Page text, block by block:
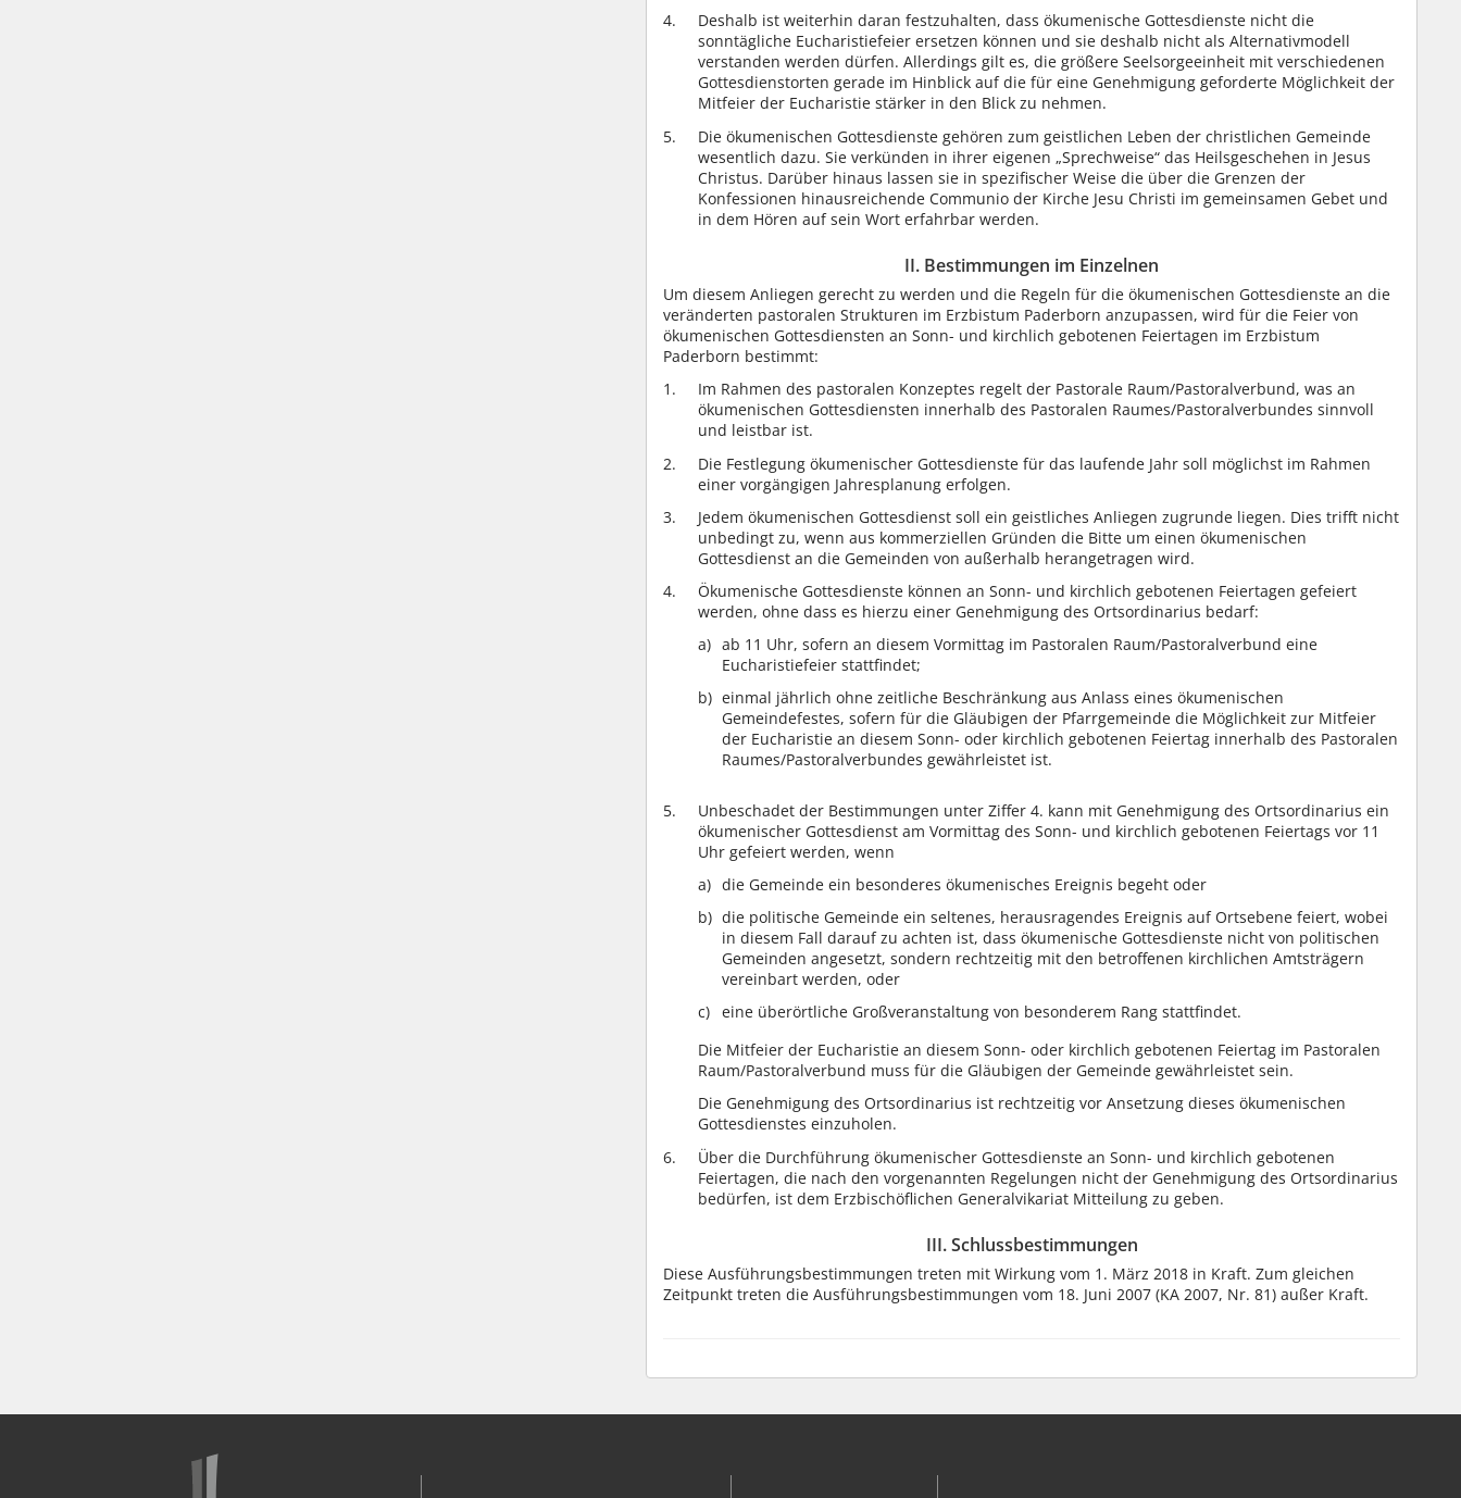
Deshalb ist weiterhin daran festzuhalten, dass ökumenische Gottesdienste nicht die
sonntägliche Eucharistiefeier ersetzen können und sie deshalb nicht als Alternativmodell
verstanden werden dürfen. Allerdings gilt es, die größere Seelsorgeeinheit mit verschiedenen
Gottesdienstorten gerade im Hinblick auf die für eine Genehmigung geforderte Möglichkeit der
Mitfeier der Eucharistie stärker in den Blick zu nehmen.
Die ökumenischen Gottesdienste gehören zum geistlichen Leben der christlichen Gemeinde
wesentlich dazu. Sie verkünden in ihrer eigenen „Sprechweise“ das Heilsgeschehen in Jesus
Christus. Darüber hinaus lassen sie in spezifischer Weise die über die Grenzen der
Konfessionen hinausreichende Communio der Kirche Jesu Christi im gemeinsamen Gebet und
in dem Hören auf sein Wort erfahrbar werden.
II. Bestimmungen im Einzelnen
Um diesem Anliegen gerecht zu werden und die Regeln für die ökumenischen Gottesdienste an die
veränderten pastoralen Strukturen im Erzbistum Paderborn anzupassen, wird für die Feier von
ökumenischen Gottesdiensten an Sonn- und kirchlich gebotenen Feiertagen im Erzbistum
Paderborn bestimmt:
Im Rahmen des pastoralen Konzeptes regelt der Pastorale Raum/Pastoralverbund, was an
ökumenischen Gottesdiensten innerhalb des Pastoralen Raumes/Pastoralverbundes sinnvoll
und leistbar ist.
Die Festlegung ökumenischer Gottesdienste für das laufende Jahr soll möglichst im Rahmen
einer vorgängigen Jahresplanung erfolgen.
Jedem ökumenischen Gottesdienst soll ein geistliches Anliegen zugrunde liegen. Dies trifft nicht
unbedingt zu, wenn aus kommerziellen Gründen die Bitte um einen ökumenischen
Gottesdienst an die Gemeinden von außerhalb herangetragen wird.
Ökumenische Gottesdienste können an Sonn- und kirchlich gebotenen Feiertagen gefeiert
werden, ohne dass es hierzu einer Genehmigung des Ortsordinarius bedarf:
ab 11 Uhr, sofern an diesem Vormittag im Pastoralen Raum/Pastoralverbund eine
Eucharistiefeier stattfindet;
einmal jährlich ohne zeitliche Beschränkung aus Anlass eines ökumenischen
Gemeindefestes, sofern für die Gläubigen der Pfarrgemeinde die Möglichkeit zur Mitfeier
der Eucharistie an diesem Sonn- oder kirchlich gebotenen Feiertag innerhalb des Pastoralen
Raumes/Pastoralverbundes gewährleistet ist.
Unbeschadet der Bestimmungen unter Ziffer 4. kann mit Genehmigung des Ortsordinarius ein
ökumenischer Gottesdienst am Vormittag des Sonn- und kirchlich gebotenen Feiertags vor 11
Uhr gefeiert werden, wenn
die Gemeinde ein besonderes ökumenisches Ereignis begeht oder
die politische Gemeinde ein seltenes, herausragendes Ereignis auf Ortsebene feiert, wobei
in diesem Fall darauf zu achten ist, dass ökumenische Gottesdienste nicht von politischen
Gemeinden angesetzt, sondern rechtzeitig mit den betroffenen kirchlichen Amtsträgern
vereinbart werden, oder
eine überörtliche Großveranstaltung von besonderem Rang stattfindet.
Die Mitfeier der Eucharistie an diesem Sonn- oder kirchlich gebotenen Feiertag im Pastoralen
Raum/Pastoralverbund muss für die Gläubigen der Gemeinde gewährleistet sein.
Die Genehmigung des Ortsordinarius ist rechtzeitig vor Ansetzung dieses ökumenischen
Gottesdienstes einzuholen.
Über die Durchführung ökumenischer Gottesdienste an Sonn- und kirchlich gebotenen
Feiertagen, die nach den vorgenannten Regelungen nicht der Genehmigung des Ortsordinarius
bedürfen, ist dem Erzbischöflichen Generalvikariat Mitteilung zu geben.
III. Schlussbestimmungen
Diese Ausführungsbestimmungen treten mit Wirkung vom 1. März 2018 in Kraft. Zum gleichen
Zeitpunkt treten die Ausführungsbestimmungen vom 18. Juni 2007 (KA 2007, Nr. 81) außer Kraft.